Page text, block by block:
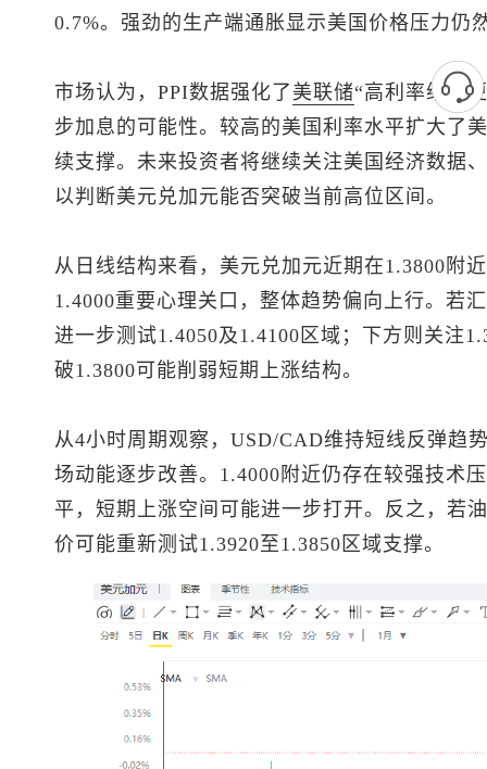
0.7%。强劲的生产端通胀显示美国价格压力仍
市场认为，PPI数据强化了 美联储“高利率维持
步加息的可能性。较高的美国利率水平扩大了
续支撑。未来投资者将继续关注美国经济数据
以判断美元兑加元能否突破当前高位区间。
从日线结构来看， 美元兑加元近期在1.3800附
1.4000重要心理关口，整体趋势偏向上行。若
进一步测试1.4050及1.4100区域；下方则关注
破1.3800可能削弱短期上涨结构。
从4小时周期观察，USD/CAD维持短线反弹趋
场动能逐步改善。1.4000附近仍存在较强技术
平，短期上涨空间可能进一步打开。反之，若
价可能重新测试1.3920至1.3850区域支撑。